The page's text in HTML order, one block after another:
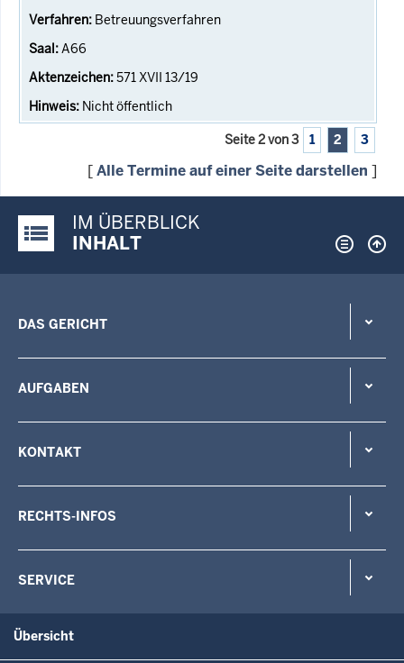
Betreuungsverfahren
A66
571 XVII 13/19
Nicht öffentlich
Seite 2 von 3 1 2 3
[Alle Termine auf einer Seite darstellen ]
Justiz-Portal im Überblick:
IM ÜBERBLICK
INHALT
DAS GERICHT
AUFGABEN
KONTAKT
RECHTS-INFOS
SERVICE
Übersicht